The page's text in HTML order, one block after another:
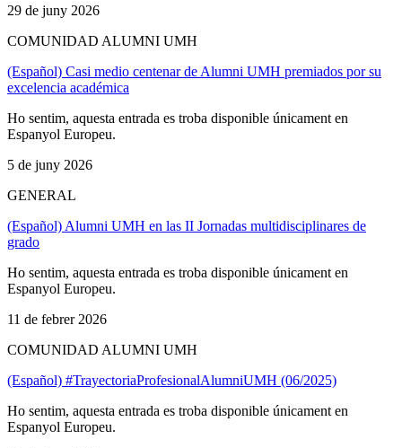
29 de juny 2026
COMUNIDAD ALUMNI UMH
(Español) Casi medio centenar de Alumni UMH premiados por su
excelencia académica
Ho sentim, aquesta entrada es troba disponible únicament en
Espanyol Europeu.
5 de juny 2026
GENERAL
(Español) Alumni UMH en las II Jornadas multidisciplinares de
grado
Ho sentim, aquesta entrada es troba disponible únicament en
Espanyol Europeu.
11 de febrer 2026
COMUNIDAD ALUMNI UMH
(Español) #TrayectoriaProfesionalAlumniUMH (06/2025)
Ho sentim, aquesta entrada es troba disponible únicament en
Espanyol Europeu.